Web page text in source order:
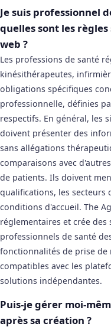
Je suis professionnel
quelles sont les
web ?
Les professions de santé
kinésithérapeutes,
obligations spécifiques
professionnelle, définies
respectifs. En général, les
doivent présenter des
sans allégations
comparaisons avec
de patients. Ils doivent
qualifications, les secteurs
conditions d'accueil. The
réglementaires et crée
professionnels de santé
fonctionnalités de prise de
compatibles avec les
solutions indépendantes.
Puis-je gérer moi-
après sa création ?